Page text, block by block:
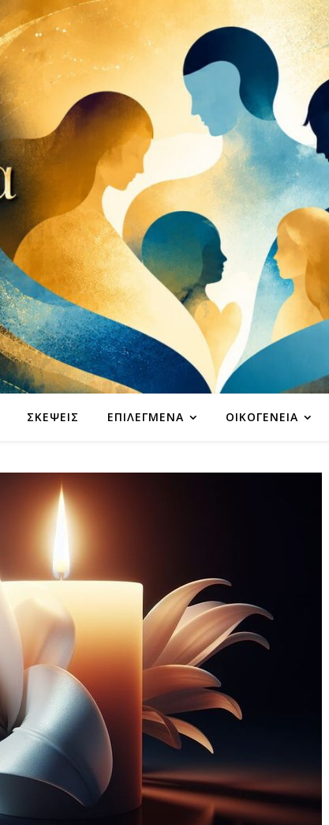
ΣΚΈΨΕΙΣ ΕΠΙΛΕΓΜΈΝΑ ΟΙΚΟΓΈΝΕΙΑ